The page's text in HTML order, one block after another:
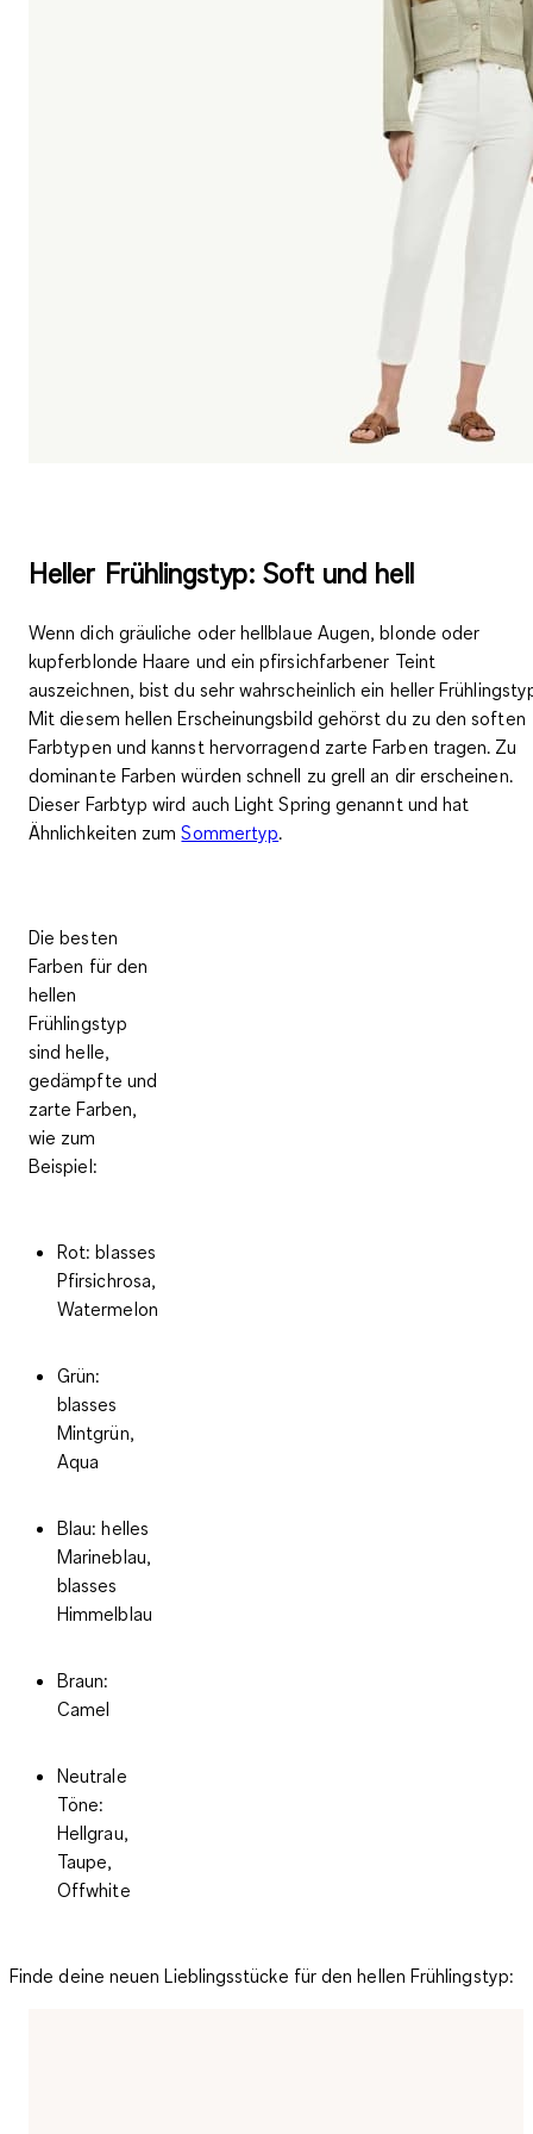
Heller Frühlingstyp: Soft und hell
Wenn dich gräuliche oder hellblaue Augen, blonde oder
kupferblonde Haare und ein pfirsichfarbener Teint
auszeichnen, bist du sehr wahrscheinlich ein heller
Mit diesem hellen Erscheinungsbild gehörst du zu den soften
Farbtypen und kannst hervorragend zarte Farben tragen. Zu
dominante Farben würden schnell zu grell an dir erscheinen.
Dieser Farbtyp wird auch Light Spring genannt und hat
Ähnlichkeiten zumSommertyp.
Die besten
Farben für den
hellen
Frühlingstyp
sindhelle,
gedämpfte und
zarte Farben,
wie zum
Beispiel:
Rot: blasses
Pfirsichrosa,
Watermelon
Grün:
blasses
Mintgrün,
Aqua
Blau: helles
Marineblau,
blasses
Himmelblau
Braun:
Camel
Neutrale
Töne:
Hellgrau,
Taupe,
Offwhite
Finde deine neuen Lieblingsstücke für den hellen Frühlingstyp: